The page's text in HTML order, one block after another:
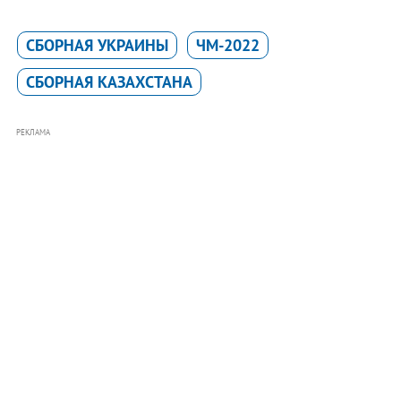
СБОРНАЯ УКРАИНЫ
ЧМ-2022
СБОРНАЯ КАЗАХСТАНА
РЕКЛАМА